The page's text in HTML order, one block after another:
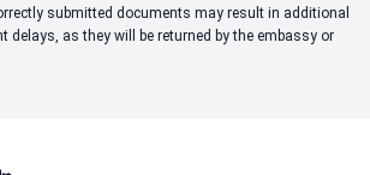
submitted documents may result in additional
delays, as they will be returned by the embassy or